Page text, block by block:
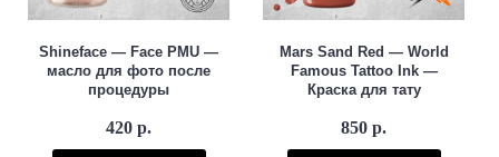
Shineface — Face PMU —
масло для фото после
процедуры
420 р.
Mars Sand Red — World
Famous Tattoo Ink —
Краска для тату
850 р.